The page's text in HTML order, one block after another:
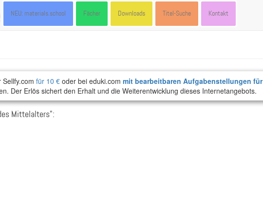
NEU: materials.school Fächer Downloads Titel-Suche Kontakt
für 10 € oder bei eduki.com mit bearbeitbaren Aufgabenstellungen für
Der Erlös sichert den Erhalt und die Weiterentwicklung dieses Internetangebots.
Mittelalters":